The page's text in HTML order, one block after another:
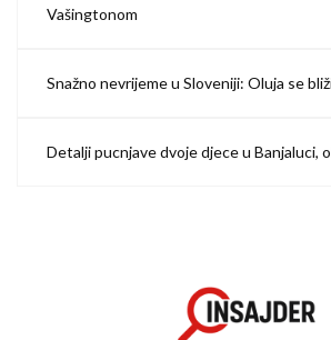
Vašingtonom
Snažno nevrijeme u Sloveniji: Oluja se
Detalji pucnjave dvoje djece u Banjaluci,